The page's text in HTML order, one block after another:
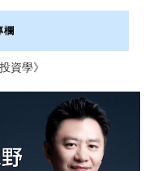
欄
資學》